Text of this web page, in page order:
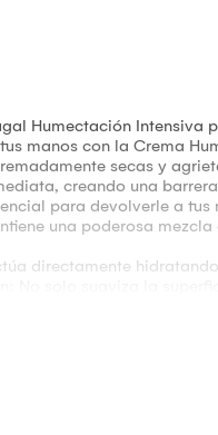
Humectación Intensiva
manos con la Crema
secas y
creando una
para devolverle a
una poderosa
directamente